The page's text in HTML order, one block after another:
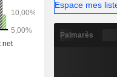
Espace mes
Palmarès